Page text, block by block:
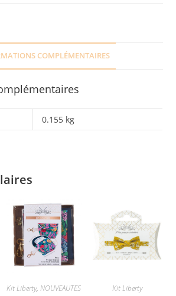
COMPLÉMENTAIRES
0.155 kg
Kit Liberty, NOUVEAUTES Kit Liberty